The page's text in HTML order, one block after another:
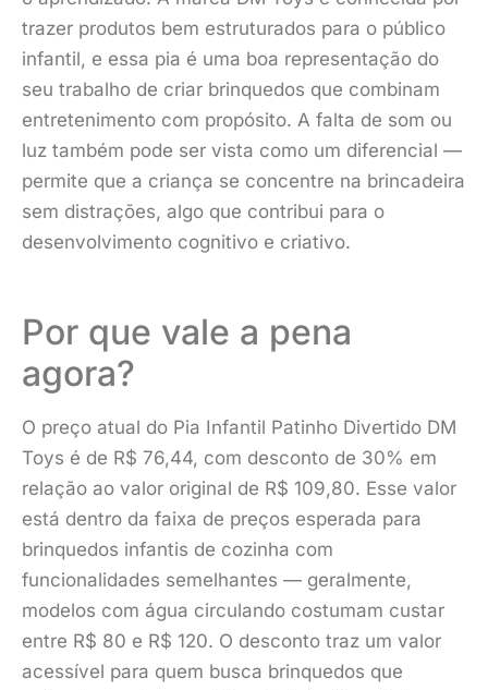
trazer produtos bem estruturados para o público
infantil, e essa pia é uma boa representação do
seu trabalho de criar brinquedos que combinam
entretenimento com propósito. A falta de som ou
luz também pode ser vista como um diferencial —
permite que a criança se concentre na brincadeira
sem distrações, algo que contribui para o
desenvolvimento cognitivo e criativo.
Por que vale a pena
agora?
O preço atual do Pia Infantil Patinho Divertido DM
Toys é de R$ 76,44, com desconto de 30% em
relação ao valor original de R$ 109,80. Esse valor
está dentro da faixa de preços esperada para
brinquedos infantis de cozinha com
funcionalidades semelhantes — geralmente,
modelos com água circulando costumam custar
entre R$ 80 e R$ 120. O desconto traz um valor
acessível para quem busca brinquedos que